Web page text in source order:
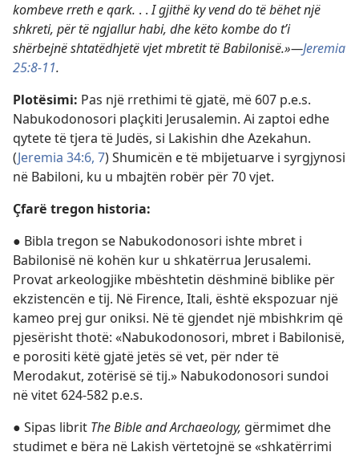
kombeve rreth e qark. . .I gjithë ky vend do të bëhet një
shkreti, për të ngjallur habi, dhe këto kombe do t’i
shërbejnë shtatëdhjetë vjet mbretit të Babilonisë.»​—Jeremia
25:8-11.
Plotësimi: Pas një rrethimi të gjatë, më 607 p.e.s.
Nabukodonosori plaçkiti Jerusalemin. Ai zaptoi edhe
qytete të tjera të Judës, si Lakishin dhe Azekahun.
(Jeremia 34:6, 7) Shumicën e të mbijetuarve i syrgjynosi
në Babiloni, ku u mbajtën robër për 70 vjet.
Çfarë tregon historia:
● Bibla tregon se Nabukodonosori ishte mbret i
Babilonisë në kohën kur u shkatërrua Jerusalemi.
Provat arkeologjike mbështetin dëshminë biblike për
ekzistencën e tij. Në Firence, Itali, është ekspozuar një
kameo prej gur oniksi. Në të gjendet një mbishkrim që
pjesërisht thotë: «Nabukodonosori, mbret i Babilonisë,
e porositi këtë gjatë jetës së vet, për nder të
Merodakut, zotërisë së tij.» Nabukodonosori sundoi
në vitet 624-582 p.e.s.
● Sipas librit The Bible and Archaeology, gërmimet dhe
studimet e bëra në Lakish vërtetojnë se «shkatërrimi